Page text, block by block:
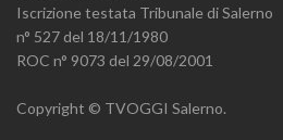
Iscrizione testata Tribunale di Salerno
n° 527 del 18/11/1980
ROC n° 9073 del 29/08/2001
Copyright © TVOGGI Salerno.